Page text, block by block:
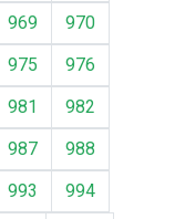
969
970
975
976
981
982
987
988
993
994